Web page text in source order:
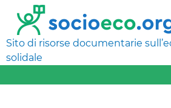
Sito di risorse documentarie
solidale